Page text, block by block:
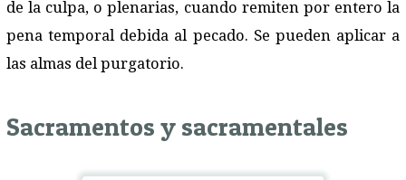
de la culpa, o plenarias, cuando remiten por entero la
pena temporal debida al pecado. Se pueden aplicar a
las almas del purgatorio.
Sacramentos y sacramentales